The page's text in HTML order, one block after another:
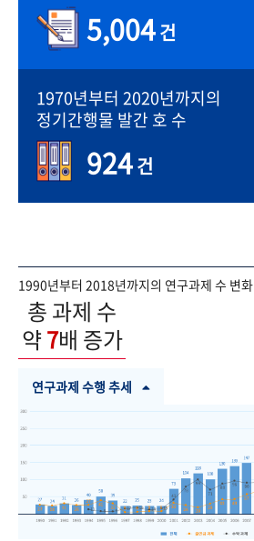
5,004건
1970년부터 2020년까지의
정기간행물 발간 호 수
924건
1990년부터 2018년까지의 연구과제 수 변화
총 과제 수
약7배 증가
연구과제 수행 추세